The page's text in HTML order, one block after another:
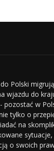
Polski
wjazdu do
pozostać w
tylko o
na
o swoich